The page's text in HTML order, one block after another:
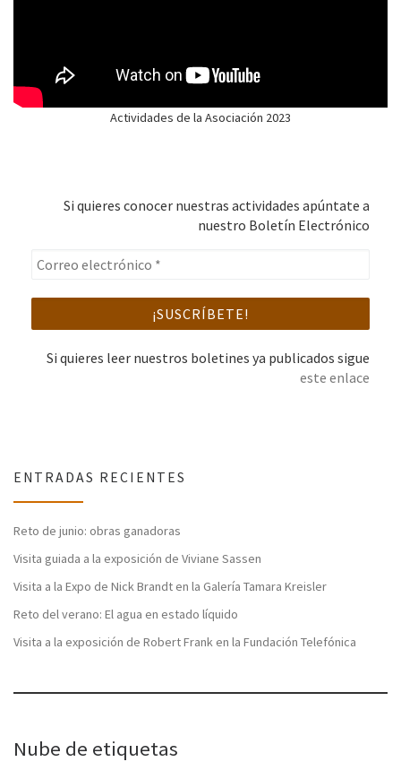
Actividades de la Asociación 2023
Si quieres conocer nuestras actividades apúntate a
nuestro Boletín Electrónico
Si quieres leer nuestros boletines ya publicados sigue
este enlace
ENTRADAS RECIENTES
Reto de junio: obras ganadoras
Visita guiada a la exposición de Viviane Sassen
Visita a la Expo de Nick Brandt en la Galería Tamara Kreisler
Reto del verano: El agua en estado líquido
Visita a la exposición de Robert Frank en la Fundación Telefónica
Nube de etiquetas